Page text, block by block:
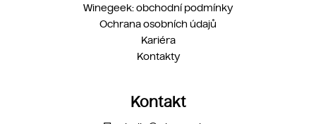
Winegeek: obchodní podmínky
Ochrana osobních údajů
Kariéra
Kontakty
Kontakt